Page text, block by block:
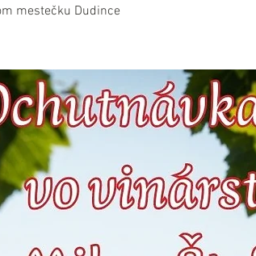
mestečku Dudince